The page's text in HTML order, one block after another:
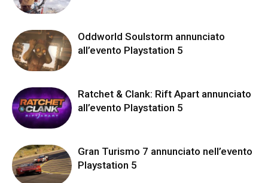
Oddworld Soulstorm annunciato
all’evento Playstation 5
Ratchet & Clank: Rift Apart annunciato
all’evento Playstation 5
Gran Turismo 7 annunciato nell’evento
Playstation 5